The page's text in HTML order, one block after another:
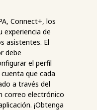
Connect+, los
experiencia de
asistentes. El
debe
el perfil
que cada
a través del
correo electrónico
¡Obtenga